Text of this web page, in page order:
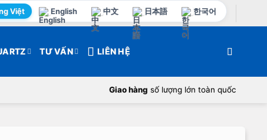
Việt English 中文 日本語 한국어
TƯ VẤN LIÊN HỆ
Giao hàng số lượng lớn toàn quốc